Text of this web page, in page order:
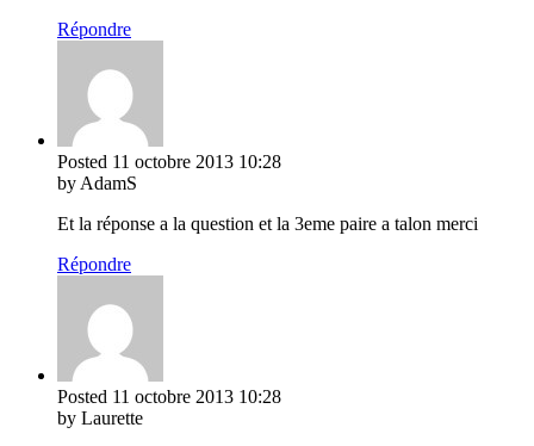
Répondre
Posted 11 octobre 2013 10:28
by AdamS
Et la réponse a la question et la 3eme paire a talon merci
Répondre
Posted 11 octobre 2013 10:28
by Laurette